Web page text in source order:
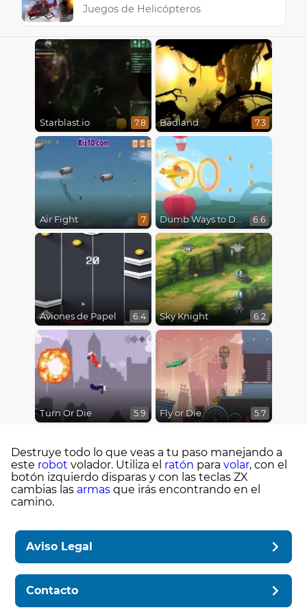
Juegos de Helicópteros
Starblast.io 7.8 Badland 7.3
Air Fight 7 Dumb Ways to Die 3: World Tour 6.6
Aviones de Papel 6.4 Sky Knight 6.2
Turn Or Die 5.9 Fly or Die 5.7
Destruye todo lo que veas a tu paso manejando a
este robot volador. Utiliza el ratón para volar, con el
botón izquierdo disparas y con las teclas ZX
cambias las armas que irás encontrando en el
camino.
Aviso Legal
Contacto